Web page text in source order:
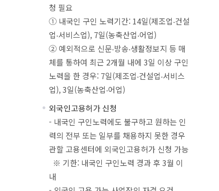
청 필요
① 내국인 구인 노력기간: 14일(제조업‧건설
업‧서비스업), 7일(농축산업‧어업)
② 예외적으로 신문‧방송‧생활정보지 등 매
체를 통하여 최근 2개월 내에 3일 이상 구인
노력을 한 경우: 7일(제조업‧건설업‧서비스
업), 3일(농축산업‧어업)
외국인고용허가 신청
- 내국인 구인노력에도 불구하고 원하는 인
력의 전부 또는 일부를 채용하지 못한 경우
관할 고용센터에 외국인고용허가 신청 가능
※ 기한: 내국인 구인노력 경과 후 3월 이
내